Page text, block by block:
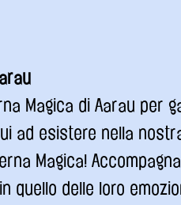
Magica di Aarau per
ad esistere nella
Magica!
quello delle loro